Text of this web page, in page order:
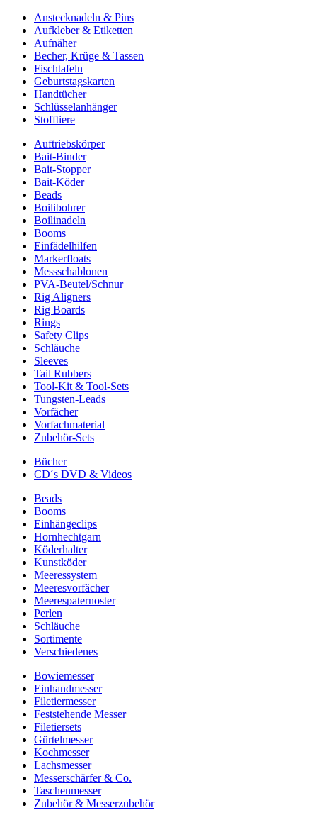
Anstecknadeln & Pins
Aufkleber & Etiketten
Aufnäher
Becher, Krüge & Tassen
Fischtafeln
Geburtstagskarten
Handtücher
Schlüsselanhänger
Stofftiere
Auftriebskörper
Bait-Binder
Bait-Stopper
Bait-Köder
Beads
Boilibohrer
Boilinadeln
Booms
Einfädelhilfen
Markerfloats
Messschablonen
PVA-Beutel/Schnur
Rig Aligners
Rig Boards
Rings
Safety Clips
Schläuche
Sleeves
Tail Rubbers
Tool-Kit & Tool-Sets
Tungsten-Leads
Vorfächer
Vorfachmaterial
Zubehör-Sets
Bücher
CD´s DVD & Videos
Beads
Booms
Einhängeclips
Hornhechtgarn
Köderhalter
Kunstköder
Meeressystem
Meeresvorfächer
Meerespaternoster
Perlen
Schläuche
Sortimente
Verschiedenes
Bowiemesser
Einhandmesser
Filetiermesser
Feststehende Messer
Filetiersets
Gürtelmesser
Kochmesser
Lachsmesser
Messerschärfer & Co.
Taschenmesser
Zubehör & Messerzubehör